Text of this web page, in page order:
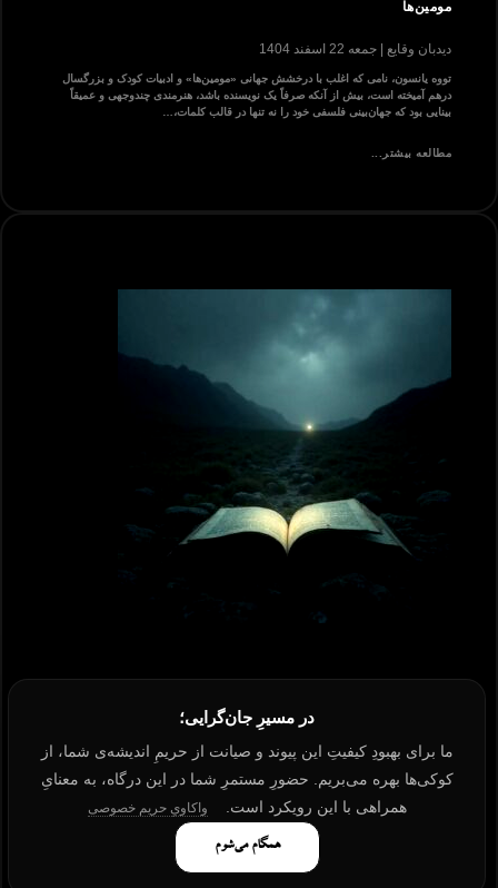
مومین‌ها
دیدبان وقایع جمعه 22 اسفند 1404
تووه یانسون، نامی که اغلب با درخشش جهانی «مومین‌ها» و ادبیات کودک و بزرگسال
درهم آمیخته است، بیش از آنکه صرفاً یک نویسنده باشد، هنرمندی چندوجهی و عمیقاً
بینایی بود که جهان‌بینی فلسفی خود را نه تنها در قالب کلمات،…
مطالعه بیشتر...
در مسیرِ جان‌گرایی؛
ما برای بهبودِ کیفیتِ این پیوند و صیانت از حریمِ اندیشه‌ی شما، از
کوکی‌ها بهره می‌بریم. حضورِ مستمرِ شما در این درگاه، به معنایِ
همراهی با این رویکرد است.
واکاویِ حریم خصوصی
همگام می‌شوم